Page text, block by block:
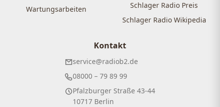
Wartungsarbeiten
Schlager Radio Preis
Schlager Radio Wikipedia
Kontakt
service@radiob2.de
08000 – 79 89 99
Pfalzburger Straße 43-44
10717 Berlin